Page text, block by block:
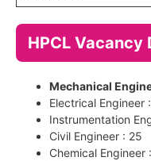
HPCL
Mechanical
Electrical Engineer
Instrumentation
Civil Engineer : 25
Chemical Engineer